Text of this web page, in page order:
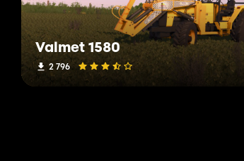
Valmet 1580
2 796